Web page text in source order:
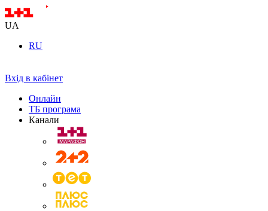
UA
RU
Вхід в кабінет
Онлайн
ТБ програма
Канали